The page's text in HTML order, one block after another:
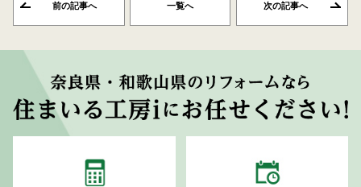
前の記事へ 一覧へ 次の記事へ